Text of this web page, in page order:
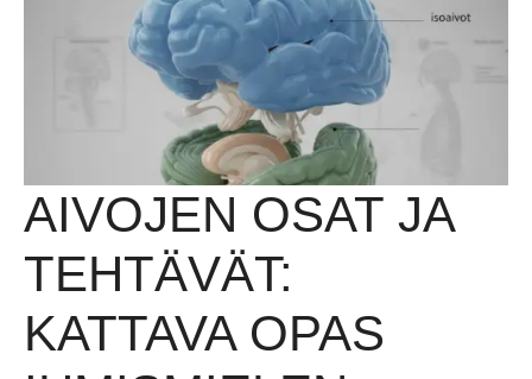
AIVOJEN OSAT JA
TEHTÄVÄT:
KATTAVA OPAS